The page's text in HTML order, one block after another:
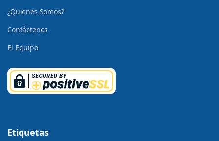
¿Quienes Somos?
Contáctenos
El Equipo
Etiquetas